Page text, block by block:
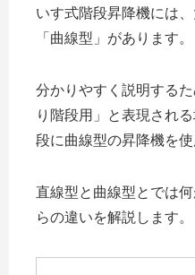
いす式階段昇降機には
「曲線型」があります。
分かりやすく説明する
り階段用」と表現され
段に曲線型の昇降機を
直線型と曲線型とでは
らの違いを解説します。